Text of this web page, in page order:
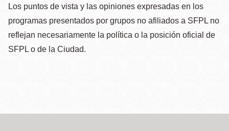
Los puntos de vista y las opiniones expresadas en los
programas presentados por grupos no afiliados a SFPL no
reflejan necesariamente la política o la posición oficial de
SFPL o de la Ciudad.